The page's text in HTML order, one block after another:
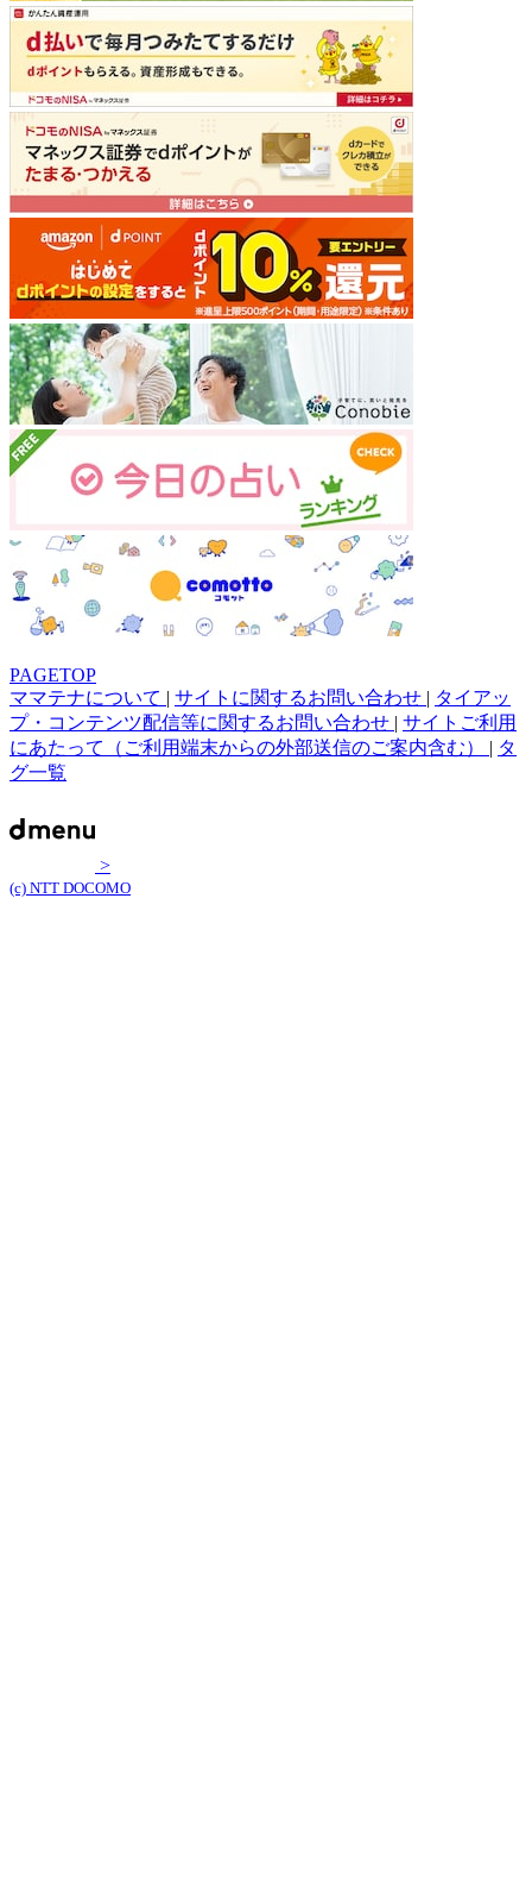
PAGETOP
ママテナについて | サイトに関するお問い合わせ | タイアッ
プ・コンテンツ配信等に関するお問い合わせ | サイトご利用
にあたって（ご利用端末からの外部送信のご案内含む） | タ
グ一覧
>
(c) NTT DOCOMO